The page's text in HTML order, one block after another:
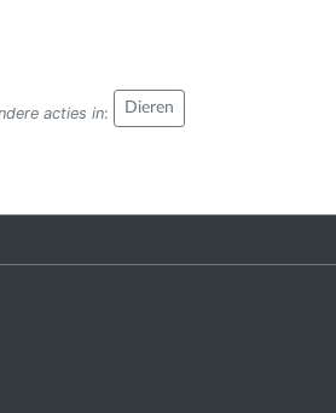
acties in: Dieren